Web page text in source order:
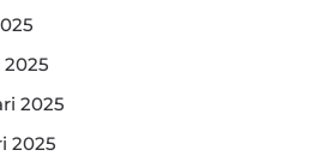
2025
2025